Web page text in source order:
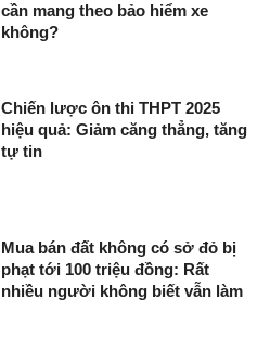
cần mang theo bảo hiểm xe
không?
Chiến lược ôn thi THPT 2025
hiệu quả: Giảm căng thẳng, tăng
tự tin
Mua bán đất không có sở đỏ bị
phạt tới 100 triệu đồng: Rất
nhiều người không biết vẫn làm